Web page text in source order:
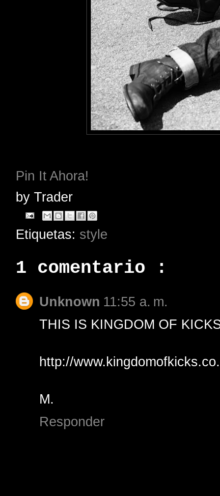
Pin It Ahora!
by Trader
Etiquetas: style
1 comentario :
Unknown 11:55 a. m.
THIS IS KINGDOM OF
http://
M.
Responder